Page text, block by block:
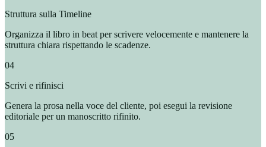
Struttura sulla Timeline
Organizza il libro in beat per scrivere velocemente e mantenere la
struttura chiara rispettando le scadenze.
04
Scrivi e rifinisci
Genera la prosa nella voce del cliente, poi esegui la revisione
editoriale per un manoscritto rifinito.
05